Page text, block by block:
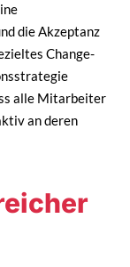
die Akzeptanz
Change-
alle Mitarbeiter
an deren